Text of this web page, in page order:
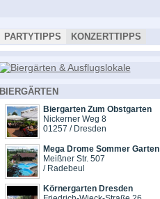
PARTYTIPPS KONZERTTIPPS
BIERGÄRTEN
Biergarten Zum Obstgarten
Nickerner Weg 8
01257 / Dresden
Mega Drome Sommer Garten
Meißner Str. 507
/ Radebeul
Körnergarten Dresden